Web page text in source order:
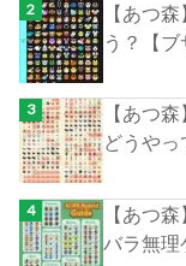
【あつ
う？【ブ
【あつ
どうやっ
【あつ
バラ無理